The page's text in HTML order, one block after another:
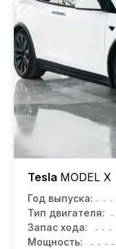
Tesla MODEL X
Год выпуска:
Тип двигателя:
Запас хода:
Мощность: